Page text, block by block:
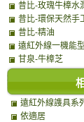
昔比-玫瑰牛樟水
昔比-環保天然手
昔比-精油
遠紅外線一機能
甘泉-牛樟芝
遠紅外線謢具系列
依適居